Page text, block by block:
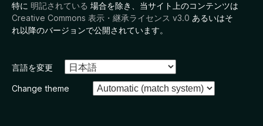
特に 明記されている 場合を除き、当サイト上のコンテンツは
Creative Commons 表示・継承ライセンス v3.0 あるいはそ
れ以降のバージョンで公開されています。
言語を変更
Change theme